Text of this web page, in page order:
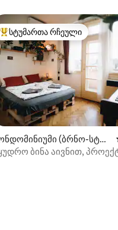
სტუმართა რჩეული მოწინავე
სტუმართა რჩეული
(ბრნო-სტრე
ბინა აივნით,